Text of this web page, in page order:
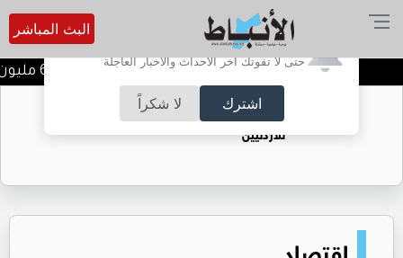
أترغب في تفعيل الإشعارات؟
حتى لا تفوتك آخر الأحداث والأخبار العاجلة
اشترك لا شكراً
البث المباشر
مصفاة البترول تحقق 62.1 مليون دينار أرباحا صافية في النصف الأول من 2026
حقل الريشة حين يتحول الغاز إلى فرص عمل
للأردنيين
اقتصاد